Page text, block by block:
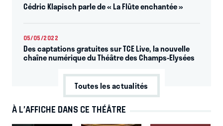
Cédric Klapisch parle de « La Flûte enchantée »
05/05/2022
Des captations gratuites sur TCE Live, la nouvelle
chaîne numérique du Théâtre des Champs-Elysées
Toutes les actualités
À L’AFFICHE DANS CE THÉÂTRE